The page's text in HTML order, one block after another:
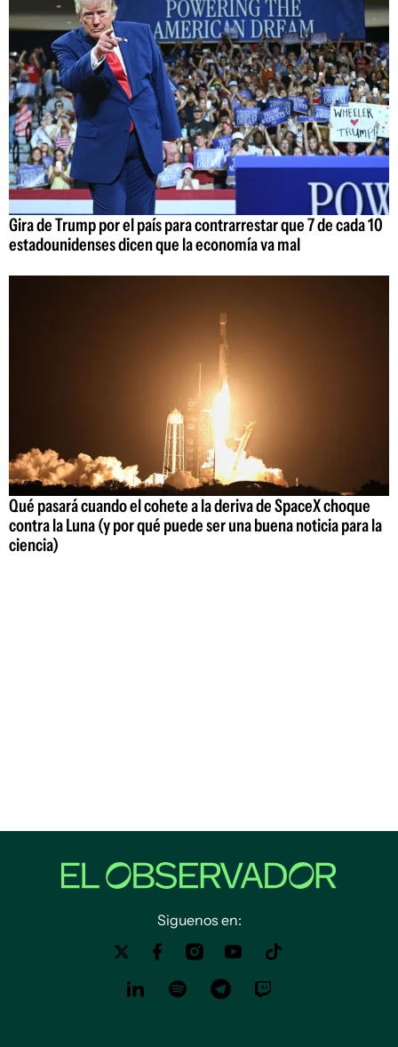
Gira de Trump por el país para contrarrestar que 7 de cada 10
estadounidenses dicen que la economía va mal
Qué pasará cuando el cohete a la deriva de SpaceX choque
contra la Luna (y por qué puede ser una buena noticia para la
ciencia)
Siguenos en: